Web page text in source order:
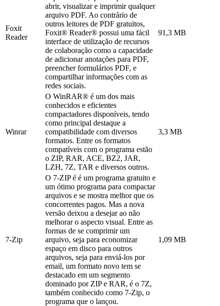
Foxit
Reader
abrir, visualizar e imprimir qualquer
arquivo PDF. Ao contrário de
outros leitores de PDF gratuitos,
Foxit® Reader® possui uma fácil
interface de utilização de recursos
de colaboração como a capacidade
de adicionar anotações para PDF,
preencher formulários PDF, e
compartilhar informações com as
redes sociais.
91,3 MB
Winrar
O WinRAR® é um dos mais
conhecidos e eficientes
compactadores disponíveis, tendo
como principal destaque a
compatibilidade com diversos
formatos. Entre os formatos
compatíveis com o programa estão
o ZIP, RAR, ACE, BZ2, JAR,
LZH, 7Z, TAR e diversos outros.
3,3 MB
7-Zip
O 7-ZIP é é um programa gratuito e
um ótimo programa para compactar
arquivos e se mostra melhor que os
concorrentes pagos. Mas a nova
versão deixou a desejar ao não
melhorar o aspecto visual. Entre as
formas de se comprimir um
arquivo, seja para economizar
espaço em disco para outros
arquivos, seja para enviá-los por
email, um formato novo tem se
destacado em um segmento
dominado por ZIP e RAR, é o 7Z,
também conhecido como 7-Zip, o
programa que o lançou.
1,09 MB